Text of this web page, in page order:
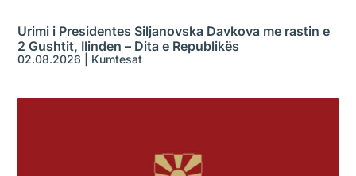
Urimi i Presidentes Siljanovska Davkova me rastin e
2 Gushtit, Ilinden – Dita e Republikës
02.08.2026 Kumtesat